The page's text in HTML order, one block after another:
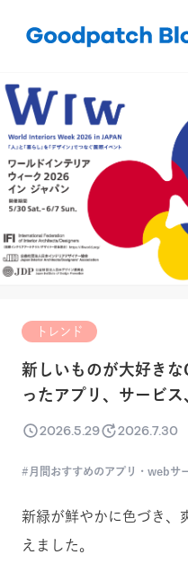
トレンド
新しいものが大好き
ったアプリ、サービス
2026.5.29 2026.7.30
月間おすすめのアプリ・webサ
新緑が鮮やかに色づき、
えました。